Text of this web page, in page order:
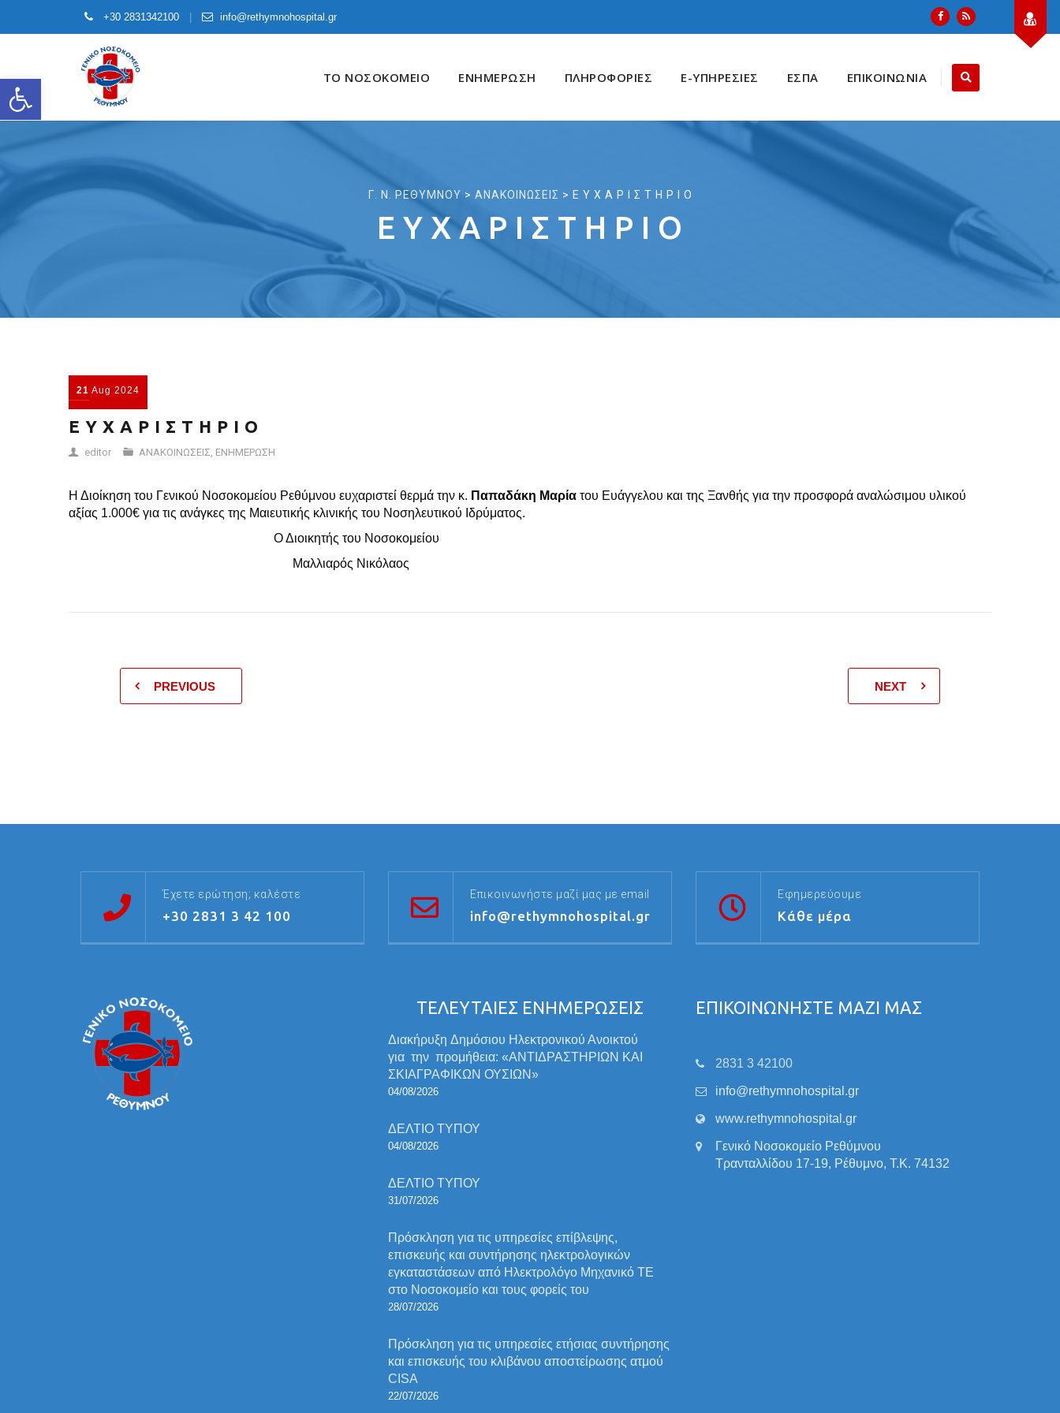
Open toolbar
+30 2831342100 info@rethymnohospital.gr
content
ΤΟ ΝΟΣΟΚΟΜΕΙΟ ΕΝΗΜΕΡΩΣΗ ΠΛΗΡΟΦΟΡΙΕΣ E-ΥΠΗΡΕΣΙΕΣ ΕΣΠΑ ΕΠΙΚΟΙΝΩΝΙΑ
Γ. Ν. ΡΕΘΥΜΝΟΥ > ΑΝΑΚΟΙΝΩΣΕΙΣ > Ε Υ Χ Α Ρ Ι Σ Τ Η Ρ Ι Ο
Ε Υ Χ Α Ρ Ι Σ Τ Η Ρ Ι Ο
21 Aug 2024
Ε Υ Χ Α Ρ Ι Σ Τ Η Ρ Ι Ο
editor ΑΝΑΚΟΙΝΩΣΕΙΣ, ΕΝΗΜΕΡΩΣΗ
Η Διοίκηση του Γενικού Νοσοκομείου Ρεθύμνου ευχαριστεί θερμά την κ. Παπαδάκη Μαρία του Ευάγγελου και της Ξανθής για την προσφορά αναλώσιμου υλικού
αξίας 1.000€ για τις ανάγκες της Μαιευτικής κλινικής του Νοσηλευτικού Ιδρύματος.
Ο Διοικητής του Νοσοκομείου
Μαλλιαρός Νικόλαος
PREVIOUS NEXT
Έχετε ερώτηση; καλέστε
+30 2831 3 42 100
Επικοινωνήστε μαζί μας με email
info@rethymnohospital.gr
Εφημερεύουμε
Κάθε μέρα
ΤΕΛΕΥΤΑΙΕΣ ΕΝΗΜΕΡΩΣΕΙΣ
Διακήρυξη Δημόσιου Ηλεκτρονικού Ανοικτού
για την προμήθεια: «ΑΝΤΙΔΡΑΣΤΗΡΙΩΝ ΚΑΙ
ΣΚΙΑΓΡΑΦΙΚΩΝ ΟΥΣΙΩΝ»
04/08/2026
ΔΕΛΤΙΟ ΤΥΠΟΥ
04/08/2026
ΔΕΛΤΙΟ ΤΥΠΟΥ
31/07/2026
Πρόσκληση για τις υπηρεσίες επίβλεψης,
επισκευής και συντήρησης ηλεκτρολογικών
εγκαταστάσεων από Ηλεκτρολόγο Μηχανικό ΤΕ
στο Νοσοκομείο και τους φορείς του
28/07/2026
Πρόσκληση για τις υπηρεσίες ετήσιας συντήρησης
και επισκευής του κλιβάνου αποστείρωσης ατμού
CISA
22/07/2026
ΕΠΙΚΟΙΝΩΝΗΣΤΕ ΜΑΖΙ ΜΑΣ
2831 3 42100
info@rethymnohospital.gr
www.rethymnohospital.gr
Γενικό Νοσοκομείο Ρεθύμνου
Τρανταλλίδου 17-19, Ρέθυμνο, Τ.Κ. 74132